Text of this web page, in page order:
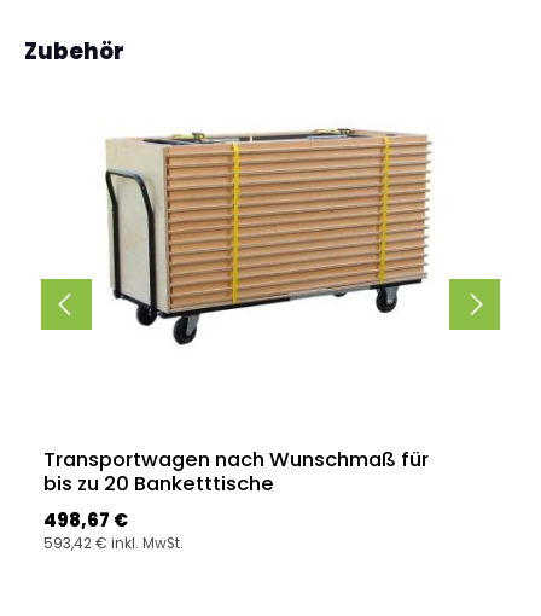
Produktgalerie überspringen
Zubehör
Transportwagen nach Wunschmaß für
bis zu 20 Banketttische
Regulärer Preis:
498,67 €
593,42 € inkl. MwSt.